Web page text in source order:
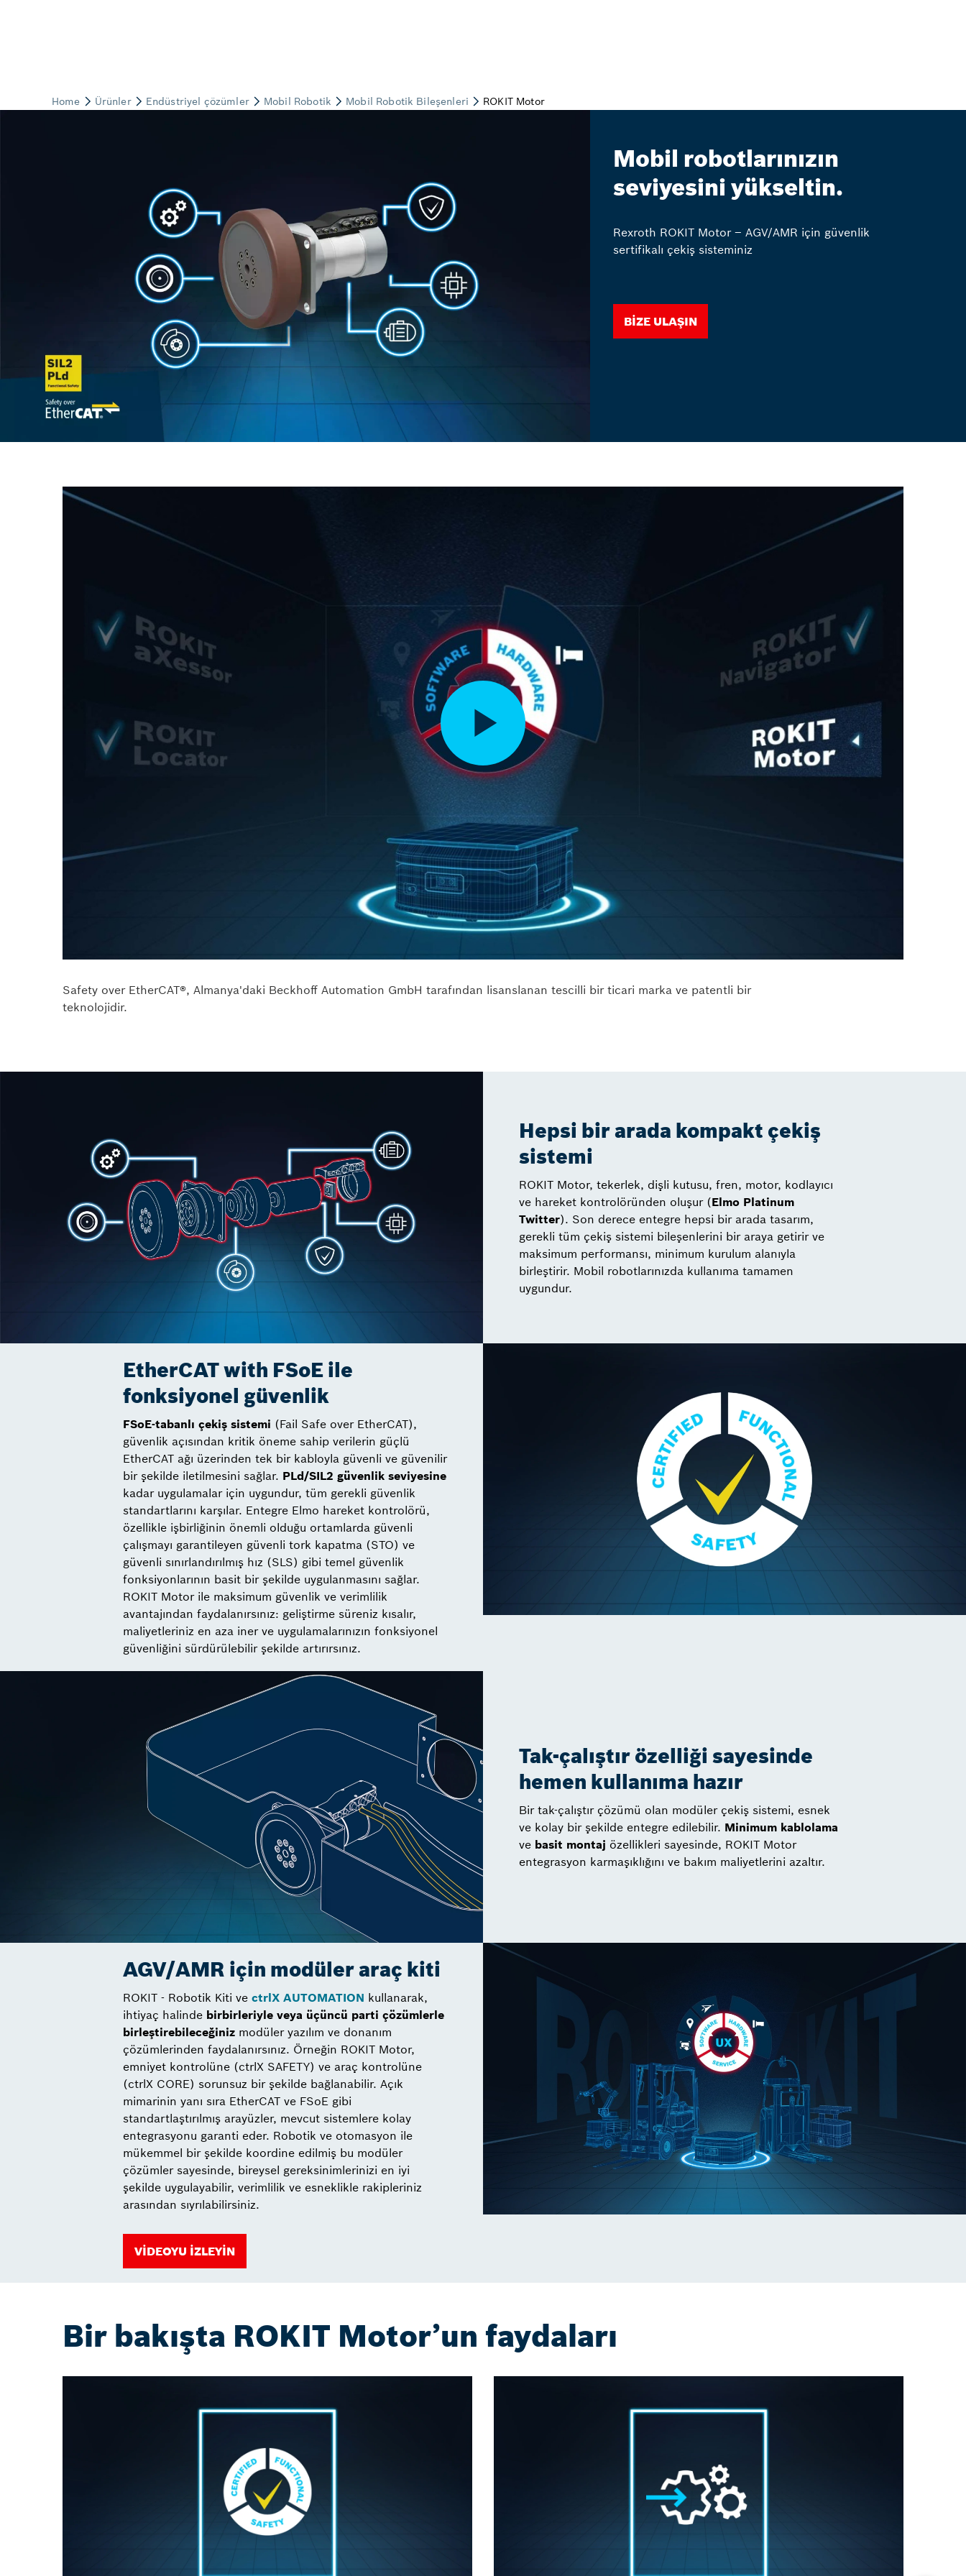
Mobil robotlarınızın
seviyesini yükseltin.
Rexroth ROKIT Motor – AGV/AMR için güvenlik
sertifikalı çekiş sisteminiz
Bize ulaşın
Safety over EtherCAT®, Almanya'daki Beckhoff Automation GmbH tarafından lisanslanan tescilli bir ticari marka ve patentli bir
teknolojidir.
Hepsi bir arada kompakt çekiş
sistemi
ROKIT Motor, tekerlek, dişli kutusu, fren, motor, kodlayıcı
ve hareket kontrolöründen oluşur (Elmo Platinum
Twitter). Son derece entegre hepsi bir arada tasarım,
gerekli tüm çekiş sistemi bileşenlerini bir araya getirir ve
maksimum performansı, minimum kurulum alanıyla
birleştirir. Mobil robotlarınızda kullanıma tamamen
uygundur.
EtherCAT with FSoE ile
fonksiyonel güvenlik
FSoE-tabanlı çekiş sistemi (Fail Safe over EtherCAT),
güvenlik açısından kritik öneme sahip verilerin güçlü
EtherCAT ağı üzerinden tek bir kabloyla güvenli ve güvenilir
bir şekilde iletilmesini sağlar. PLd/SIL2 güvenlik seviyesine
kadar uygulamalar için uygundur, tüm gerekli güvenlik
standartlarını karşılar. Entegre Elmo hareket kontrolörü,
özellikle işbirliğinin önemli olduğu ortamlarda güvenli
çalışmayı garantileyen güvenli tork kapatma (STO) ve
güvenli sınırlandırılmış hız (SLS) gibi temel güvenlik
fonksiyonlarının basit bir şekilde uygulanmasını sağlar.
ROKIT Motor ile maksimum güvenlik ve verimlilik
avantajından faydalanırsınız: geliştirme süreniz kısalır,
maliyetleriniz en aza iner ve uygulamalarınızın fonksiyonel
güvenliğini sürdürülebilir şekilde artırırsınız.
Tak-çalıştır özelliği sayesinde
hemen kullanıma hazır
Bir tak-çalıştır çözümü olan modüler çekiş sistemi, esnek
ve kolay bir şekilde entegre edilebilir. Minimum kablolama
ve basit montaj özellikleri sayesinde, ROKIT Motor
entegrasyon karmaşıklığını ve bakım maliyetlerini azaltır.
AGV/AMR için modüler araç kiti
ROKIT - Robotik Kiti ve ctrlX AUTOMATION kullanarak,
ihtiyaç halinde birbirleriyle veya üçüncü parti çözümlerle
birleştirebileceğinizmodüler yazılım ve donanım
çözümlerinden faydalanırsınız. Örneğin ROKIT Motor,
emniyet kontrolüne (ctrlX SAFETY) ve araç kontrolüne
(ctrlX CORE) sorunsuz bir şekilde bağlanabilir. Açık
mimarinin yanı sıra EtherCAT ve FSoE gibi
standartlaştırılmış arayüzler, mevcut sistemlere kolay
entegrasyonu garanti eder. Robotik ve otomasyon ile
mükemmel bir şekilde koordine edilmiş bu modüler
çözümler sayesinde, bireysel gereksinimlerinizi en iyi
şekilde uygulayabilir, verimlilik ve esneklikle rakipleriniz
arasından sıyrılabilirsiniz.
VIDEOYU IZLEYIN
Bir bakışta ROKIT Motor’un faydaları